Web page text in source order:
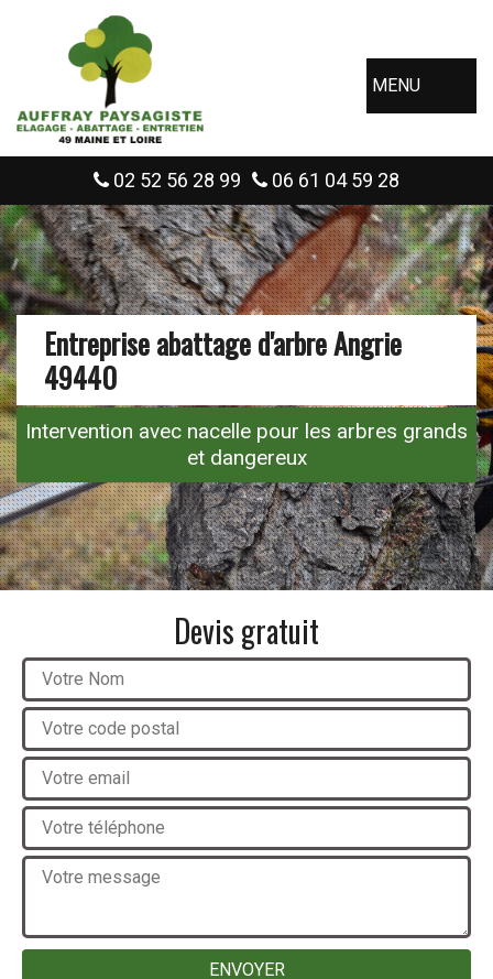
MENU
02 52 56 28 99 06 61 04 59 28
Entreprise abattage d'arbre Angrie
49440
Intervention avec nacelle pour les arbres grands
et dangereux
Devis gratuit